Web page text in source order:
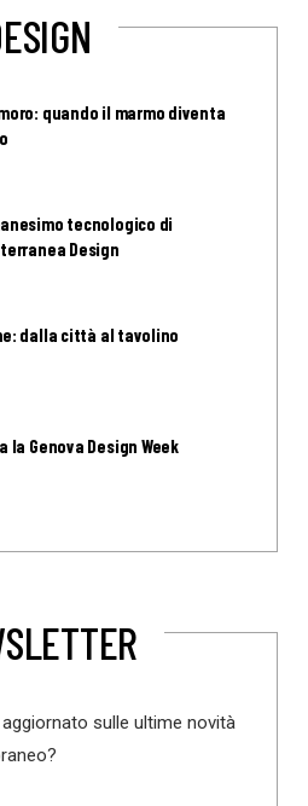
quando il marmo diventa
tecnologico di
Design
dalla città al tavolino
la Genova Design Week
sulle ultime novità